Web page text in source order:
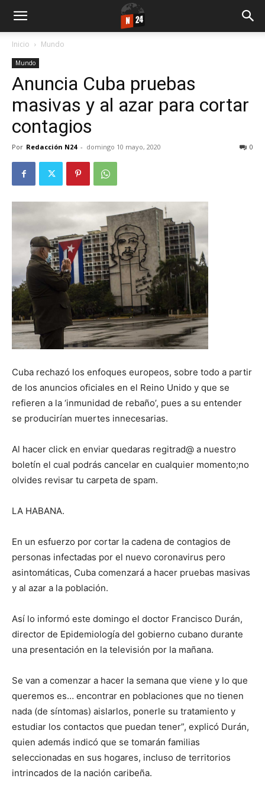
Inicio Mundo
Mundo
Anuncia Cuba pruebas
masivas y al azar para cortar
contagios
Por Redacción N24 - domingo 10 mayo, 2020 0
Cuba rechazó los enfoques europeos, sobre todo a partir
de los anuncios oficiales en el Reino Unido y que se
refieren a la ‘inmunidad de rebaño’, pues a su entender
se producirían muertes innecesarias.
Al hacer click en enviar quedaras regitrad@ a nuestro
boletín el cual podrás cancelar en cualquier momento;no
olvides revisar tu carpeta de spam.
LA HABANA.
En un esfuerzo por cortar la cadena de contagios de
personas infectadas por el nuevo coronavirus pero
asintomáticas, Cuba comenzará a hacer pruebas masivas
y al azar a la población.
Así lo informó este domingo el doctor Francisco Durán,
director de Epidemiología del gobierno cubano durante
una presentación en la televisión por la mañana.
Se van a comenzar a hacer la semana que viene y lo que
queremos es… encontrar en poblaciones que no tienen
nada (de síntomas) aislarlos, ponerle su tratamiento y
estudiar los contactos que puedan tener”, explicó Durán,
quien además indicó que se tomarán familias
seleccionadas en sus hogares, incluso de territorios
intrincados de la nación caribeña.